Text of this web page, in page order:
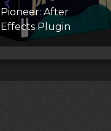
Pioneer: After
Effects Plugin